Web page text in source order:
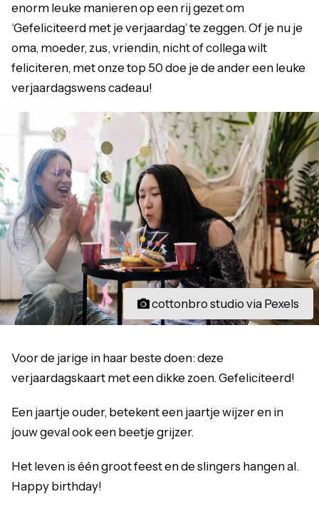
enorm leuke manieren op een rij gezet om
‘Gefeliciteerd met je verjaardag’ te zeggen. Of je nu je
oma, moeder, zus, vriendin, nicht of collega wilt
feliciteren, met onze top 50 doe je de ander een leuke
verjaardagswens cadeau!
cottonbro studio via Pexels
Voor de jarige in haar beste doen: deze
verjaardagskaart met een dikke zoen. Gefeliciteerd!
Een jaartje ouder, betekent een jaartje wijzer en in
jouw geval ook een beetje grijzer.
Het leven is één groot feest en de slingers hangen al.
Happy birthday!